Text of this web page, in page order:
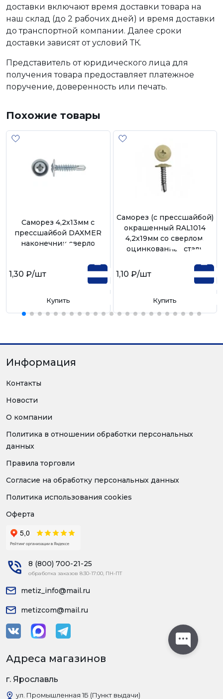
доставки включают время доставки товара на
наш склад (до 2 рабочих дней) и время доставки
до транспортной компании. Далее сроки
доставки зависят от условий ТК.
Представитель от юридического лица для
получения товара предоставляет платежное
поручение, доверенность или печать.
Похожие товары
Саморез 4,2х13мм с
прессшайбой DAXMER
наконечник сверло
1,30 ₽/шт
Купить
Саморез (с прессшайбой)
окрашенный RAL1014
4,2х19мм со сверлом,
оцинкованная сталь
1,10 ₽/шт
Купить
Информация
Контакты
Новости
О компании
Политика в отношении обработки персональных
данных
Правила торговли
Согласие на обработку персональных данных
Политика использования cookies
Оферта
8 (800) 700-21-25
обработка заказов 8:30-17:00, ПН-ПТ
metiz_info@mail.ru
metizcom@mail.ru
Адреса магазинов
г. Ярославль
ул. Промышленная 1Б (Пункт выдачи)